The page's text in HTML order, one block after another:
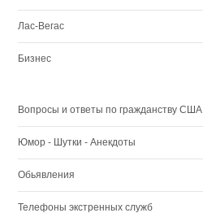
Лас-Вегас
Бизнес
Вопросы и ответы по гражданству США
Юмор - Шутки - Анекдоты
Обьявления
Телефоны экстренных служб